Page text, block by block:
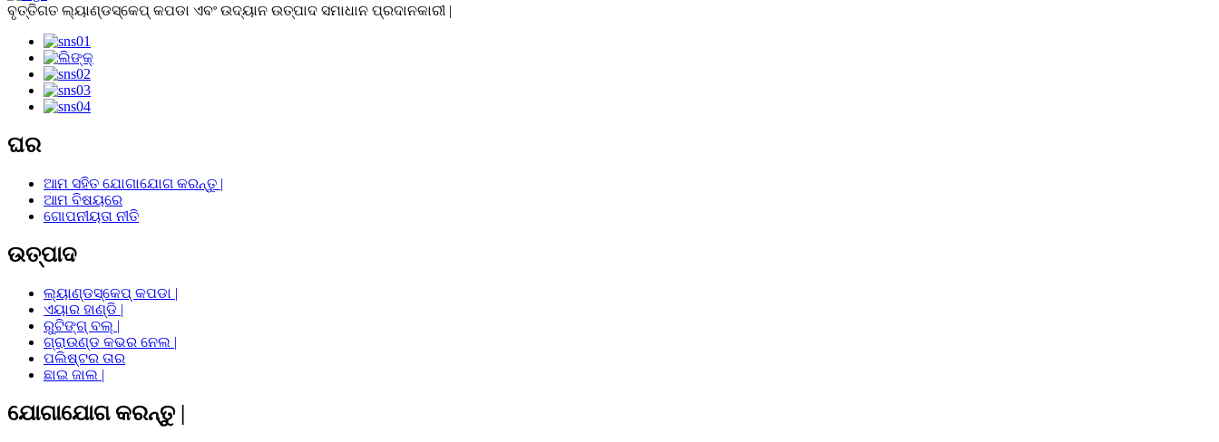
ବୃତ୍ତିଗତ ଲ୍ୟାଣ୍ଡସ୍କେପ୍ କପଡା ଏବଂ ଉଦ୍ୟାନ ଉତ୍ପାଦ ସମାଧାନ ପ୍ରଦାନକାରୀ |
ଘର
ଆମ ସହିତ ଯୋଗାଯୋଗ କରନ୍ତୁ |
ଆମ ବିଷୟରେ
ଗୋପନୀୟତା ନୀତି
ଉତ୍ପାଦ
ଲ୍ୟାଣ୍ଡସ୍କେପ୍ କପଡା |
ଏୟାର ହାଣ୍ଡି |
ରୁଟିଙ୍ଗ୍ ବଲ୍ |
ଗ୍ରାଉଣ୍ଡ କଭର ନେଲ |
ପଲିଷ୍ଟର ତାର
ଛାଇ ଜାଲ |
ଯୋଗାଯୋଗ କରନ୍ତୁ |